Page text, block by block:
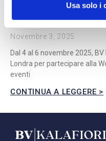
Usa solo i
BV Hotels &
Novembre 3, 2025
Dal 4 al 6 novembre 2025,
Londra per partecipare alla
eventi
CONTINUA A LEGGERE >